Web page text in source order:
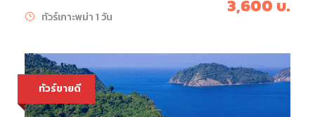
3,600 บ.
ทัวร์เกาะพม่า 1 วัน
ทัวร์ขายดี